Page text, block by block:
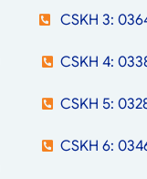
CSKH 3:
CSKH 4:
CSKH 5:
CSKH 6: